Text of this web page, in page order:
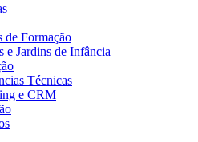
de Formação
e Jardins de Infância
Técnicas
e CRM